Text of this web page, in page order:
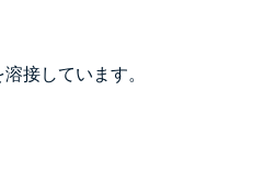
接しています。